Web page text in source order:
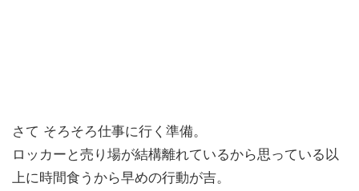
さて そろそろ仕事に行く準備。
ロッカーと売り場が結構離れているから思っている以
上に時間食うから早めの行動が吉。